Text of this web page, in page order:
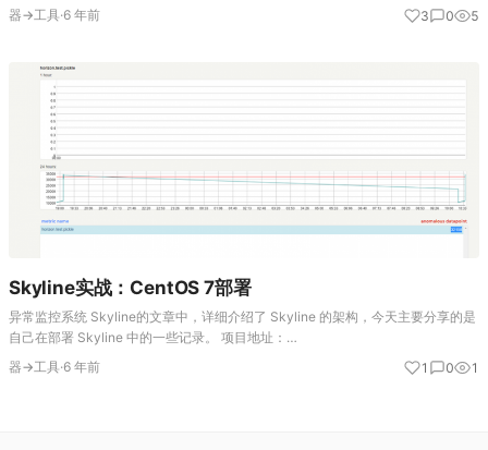
数据中找到“欺诈案例”，如信用卡反…
器→工具·6 年前 3 0 5
Skyline实战：CentOS 7部署
异常监控系统 Skyline的文章中，详细介绍了 Skyline 的架构，今天主要分享的是
自己在部署 Skyline 中的一些记录。 项目地址：
https://github.com/earthgecko/skyline 参考文档：https…
器→工具·6 年前 1 0 1